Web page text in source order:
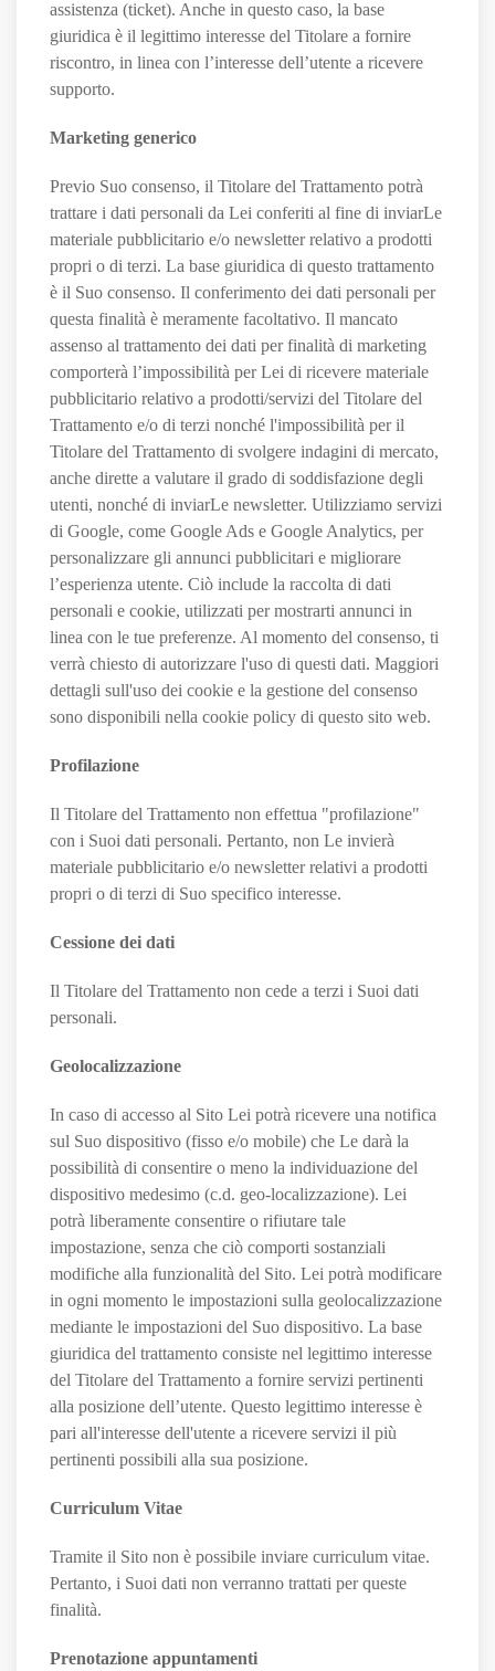
assistenza (ticket). Anche in questo caso, la base
giuridica è il legittimo interesse del Titolare a fornire
riscontro, in linea con l’interesse dell’utente a ricevere
supporto.
Marketing generico
Previo Suo consenso, il Titolare del Trattamento potrà
trattare i dati personali da Lei conferiti al fine di inviarLe
materiale pubblicitario e/o newsletter relativo a prodotti
propri o di terzi. La base giuridica di questo trattamento
è il Suo consenso. Il conferimento dei dati personali per
questa finalità è meramente facoltativo. Il mancato
assenso al trattamento dei dati per finalità di marketing
comporterà l’impossibilità per Lei di ricevere materiale
pubblicitario relativo a prodotti/servizi del Titolare del
Trattamento e/o di terzi nonché l'impossibilità per il
Titolare del Trattamento di svolgere indagini di mercato,
anche dirette a valutare il grado di soddisfazione degli
utenti, nonché di inviarLe newsletter. Utilizziamo servizi
di Google, come Google Ads e Google Analytics, per
personalizzare gli annunci pubblicitari e migliorare
l’esperienza utente. Ciò include la raccolta di dati
personali e cookie, utilizzati per mostrarti annunci in
linea con le tue preferenze. Al momento del consenso, ti
verrà chiesto di autorizzare l'uso di questi dati. Maggiori
dettagli sull'uso dei cookie e la gestione del consenso
sono disponibili nella cookie policy di questo sito web.
Profilazione
Il Titolare del Trattamento non effettua "profilazione"
con i Suoi dati personali. Pertanto, non Le invierà
materiale pubblicitario e/o newsletter relativi a prodotti
propri o di terzi di Suo specifico interesse.
Cessione dei dati
Il Titolare del Trattamento non cede a terzi i Suoi dati
personali.
Geolocalizzazione
In caso di accesso al Sito Lei potrà ricevere una notifica
sul Suo dispositivo (fisso e/o mobile) che Le darà la
possibilità di consentire o meno la individuazione del
dispositivo medesimo (c.d. geo-localizzazione). Lei
potrà liberamente consentire o rifiutare tale
impostazione, senza che ciò comporti sostanziali
modifiche alla funzionalità del Sito. Lei potrà modificare
in ogni momento le impostazioni sulla geolocalizzazione
mediante le impostazioni del Suo dispositivo. La base
giuridica del trattamento consiste nel legittimo interesse
del Titolare del Trattamento a fornire servizi pertinenti
alla posizione dell’utente. Questo legittimo interesse è
pari all'interesse dell'utente a ricevere servizi il più
pertinenti possibili alla sua posizione.
Curriculum Vitae
Tramite il Sito non è possibile inviare curriculum vitae.
Pertanto, i Suoi dati non verranno trattati per queste
finalità.
Prenotazione appuntamenti